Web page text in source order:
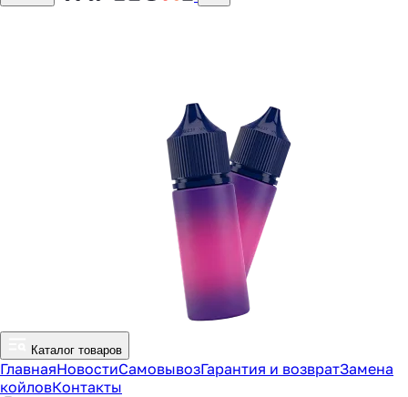
Каталог товаров
ГлавнаяНовостиСамовывозГарантия и возвратЗамена
койловКонтакты